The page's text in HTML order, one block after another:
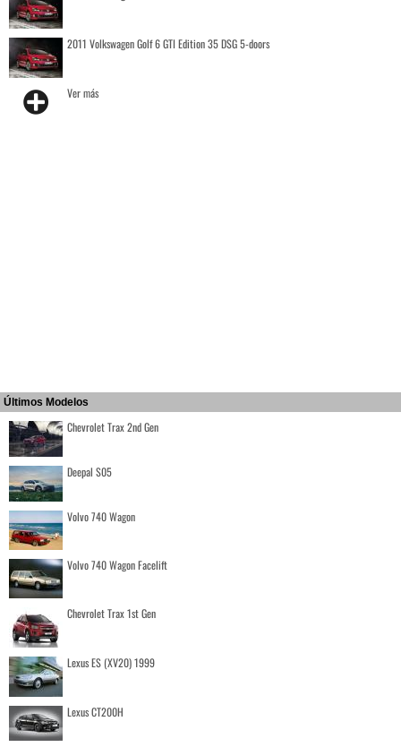
2011 Volkswagen Golf 6 GTI Edition 35 DSG 5-doors
Ver más
Últimos Modelos
Chevrolet Trax 2nd Gen
Deepal S05
Volvo 740 Wagon
Volvo 740 Wagon Facelift
Chevrolet Trax 1st Gen
Lexus ES (XV20) 1999
Lexus CT200H